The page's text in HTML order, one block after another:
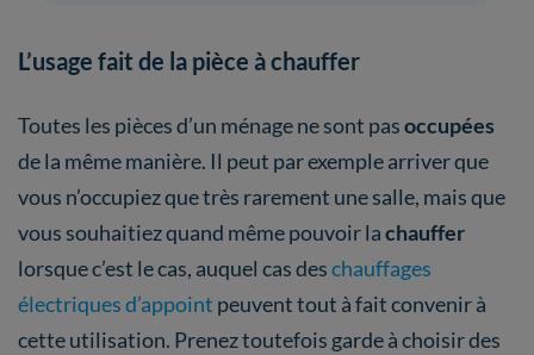
L’usage fait de la pièce à chauffer
Toutes les pièces d’un ménage ne sont pasoccupées
de la même manière. Il peut par exemple arriver que
vous n’occupiez que très rarement une salle, mais que
vous souhaitiez quand même pouvoir lachauffer
lorsque c’est le cas, auquel cas deschauffages
électriques d’appoint peuvent tout à fait convenir à
cette utilisation. Prenez toutefois garde à choisir des